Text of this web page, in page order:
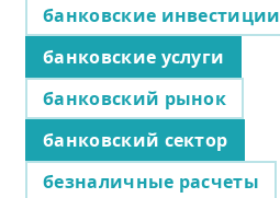
банковские инвестиции
банковские услуги
банковский рынок
банковский сектор
безналичные расчеты